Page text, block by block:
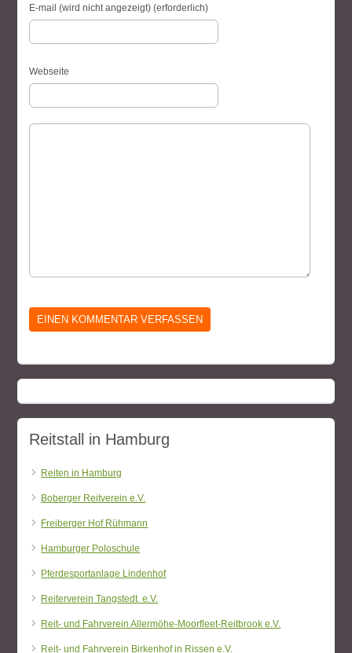
E-mail (wird nicht angezeigt) (erforderlich)
Webseite
Reitstall in Hamburg
Reiten in Hamburg
Boberger Reitverein e.V.
Freiberger Hof Rühmann
Hamburger Poloschule
Pferdesportanlage Lindenhof
Reiterverein Tangstedt. e.V.
Reit- und Fahrverein Allermöhe-Moorfleet-Reitbrook e.V.
Reit- und Fahrverein Birkenhof in Rissen e.V.